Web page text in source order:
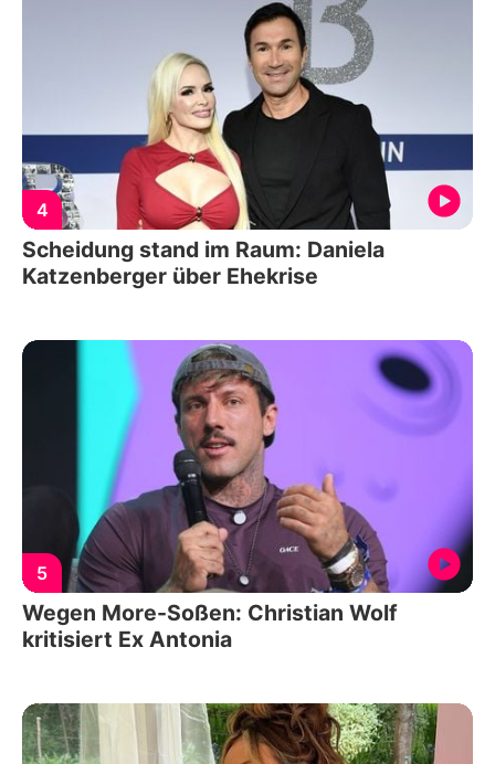
4
Scheidung stand im Raum: Daniela
Katzenberger über Ehekrise
5
Wegen More-Soßen: Christian Wolf
kritisiert Ex Antonia